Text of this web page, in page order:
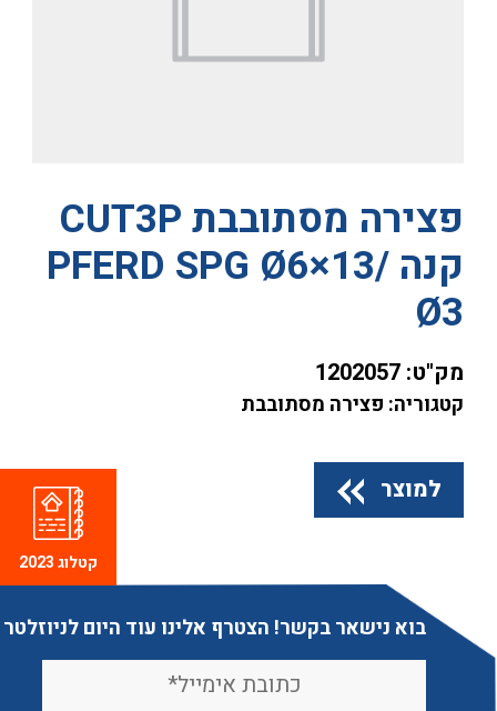
פצירה מסתובבת CUT3P
קנה PFERD SPG Ø6×13/
Ø3
מק"ט: 1202057
קטגוריה: פצירה מסתובבת
למוצר
בוא נישאר בקשר! הצטרף אלינו עוד היום לניוזלטר
קטלוג 2023